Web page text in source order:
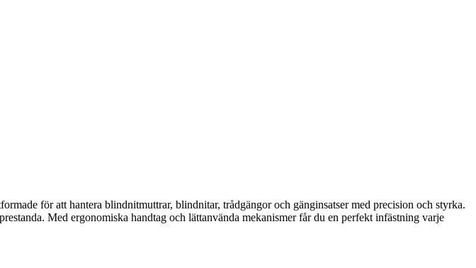
för att hantera blindnitmuttrar, blindnitar, trådgängor och gänginsatser med precision och styrka.
Med ergonomiska handtag och lättanvända mekanismer får du en perfekt infästning varje